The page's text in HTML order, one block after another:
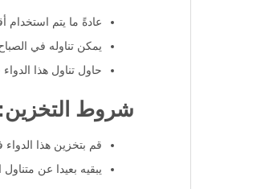
عادةً ما يتم استخدام أقراص أتورفا
يمكن تناوله في
حاول تناول هذا
شروط التخزين:
قم بتخزين هذا الدواء في درجة
يبقيه بعيدا عن متناول